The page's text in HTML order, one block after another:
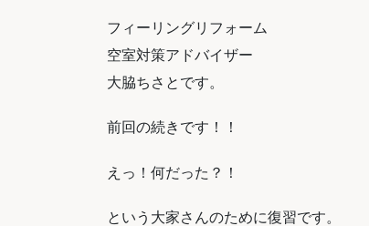
フィーリングリフォーム
空室対策アドバイザー
大脇ちさとです。
前回の続きです！！
えっ！何だった？！
という大家さんのために復習です。